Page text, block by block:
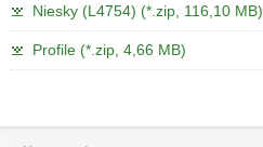
Niesky (L4754) (*.zip, 116,10 MB)
Profile (*.zip, 4,66 MB)
Footer-